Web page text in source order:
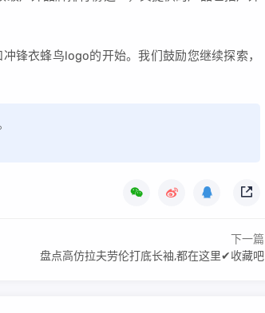
锋衣蜂鸟logo的开始。我们鼓励您继续探索，
下一篇
盘点高仿拉夫劳伦打底长袖,都在这里✔收藏吧